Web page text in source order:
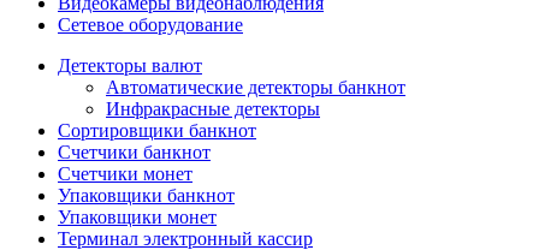
Сетевое оборудование
Детекторы валют
Автоматические детекторы банкнот
Инфракрасные детекторы
Сортировщики банкнот
Счетчики банкнот
Счетчики монет
Упаковщики банкнот
Упаковщики монет
Терминал электронный кассир